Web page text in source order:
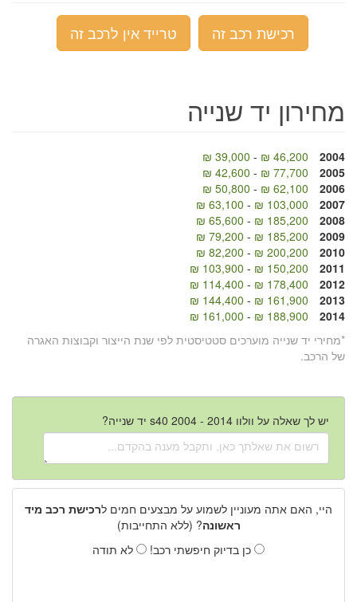
רכישת רכב זה טרייד אין לרכב זה
מחירון יד שנייה
2004
46,200 ₪
-
39,000 ₪
2005
77,700 ₪
-
42,600 ₪
2006
62,100 ₪
-
50,800 ₪
2007
103,000 ₪
-
63,100 ₪
2008
185,200 ₪
-
65,600 ₪
2009
185,200 ₪
-
79,200 ₪
2010
200,200 ₪
-
82,200 ₪
2011
150,200 ₪
-
103,900 ₪
2012
178,400 ₪
-
114,400 ₪
2013
161,900 ₪
-
144,400 ₪
2014
188,900 ₪
-
161,000 ₪
*מחירי יד שנייה מוערכים סטטיסטית לפי שנת הייצור וקבוצות האגרה
של הרכב.
יש לך שאלה על וולוו s40 2004 - 2014 יד שנייה?
היי, האם אתה מעוניין לשמוע על מבצעים חמים לרכישת רכב מיד
ראשונה? (ללא התחייבות)
כן בדיוק חיפשתי רכב!
לא תודה